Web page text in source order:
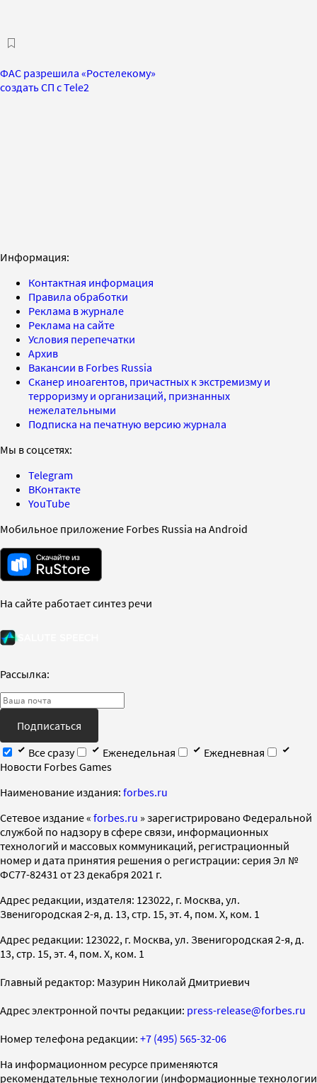
ФАС разрешила «Ростелекому»
создать СП с Tele2
Информация:
Контактная информация
Правила обработки
Реклама в журнале
Реклама на сайте
Условия перепечатки
Архив
Вакансии в Forbes Russia
Сканер иноагентов, причастных к экстремизму и
терроризму и организаций, признанных
нежелательными
Подписка на печатную версию журнала
Мы в соцсетях:
Telegram
ВКонтакте
YouTube
Мобильное приложение Forbes Russia на Android
На сайте работает синтез речи
Рассылка:
Подписаться
Все сразу
Еженедельная
Ежедневная
Новости Forbes Games
Наименование издания: forbes.ru
Cетевое издание « forbes.ru » зарегистрировано Федеральной
службой по надзору в сфере связи, информационных
технологий и массовых коммуникаций, регистрационный
номер и дата принятия решения о регистрации: серия Эл №
ФС77-82431 от 23 декабря 2021 г.
Адрес редакции, издателя: 123022, г. Москва, ул.
Звенигородская 2-я, д. 13, стр. 15, эт. 4, пом. X, ком. 1
Адрес редакции: 123022, г. Москва, ул. Звенигородская 2-я, д.
13, стр. 15, эт. 4, пом. X, ком. 1
Главный редактор: Мазурин Николай Дмитриевич
Адрес электронной почты редакции: press-release@forbes.ru
Номер телефона редакции: +7 (495) 565-32-06
На информационном ресурсе применяются
рекомендательные технологии (информационные технологии